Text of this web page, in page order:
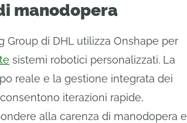
manodopera
Group di DHL utilizza Onshape per
sistemi robotici personalizzati. La
reale e la gestione integrata dei
iterazioni rapide,
alla carenza di manodopera e